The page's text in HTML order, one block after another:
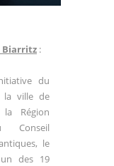
Biarritz :
du
la ville de
Région
Conseil
le
des 19